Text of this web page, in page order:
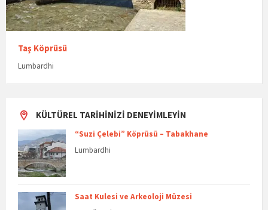
Taş Köprüsü
Lumbardhi
KÜLTÜREL TARIHINIZI DENEYIMLEYIN
“Suzi Çelebi” Köprüsü – Tabakhane
Lumbardhi
Saat Kulesi ve Arkeoloji Müzesi